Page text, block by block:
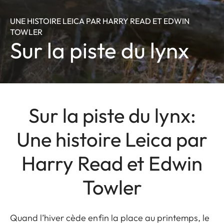
UNE HISTOIRE LEICA PAR HARRY READ ET EDWIN
TOWLER
Sur la piste du lynx
Sur la piste du lynx:
Une histoire Leica par
Harry Read et Edwin
Towler
Quand l’hiver cède enfin la place au printemps, le